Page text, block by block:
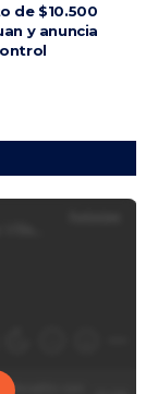
de $10.500
y anuncia